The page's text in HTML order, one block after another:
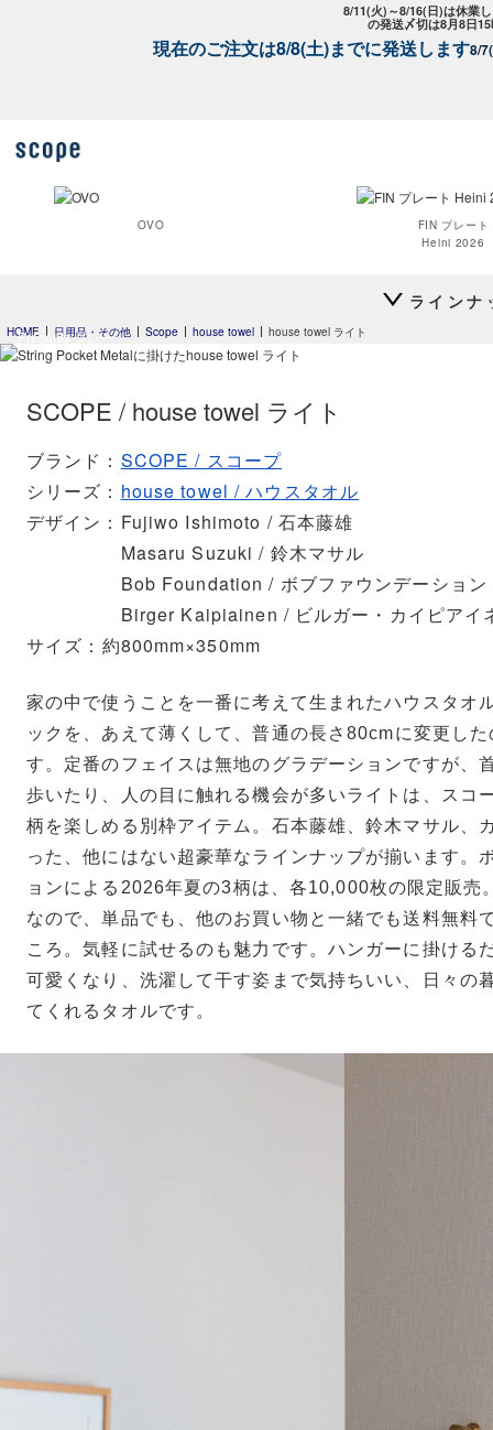
8/11(火)～8/16(日)は休業
の発送〆切は8月8日
現在のご注文は8/8(土)までに発送します8/
OVO
FIN プレート
Heini 2026
house towel
Bellman
タンブラー
スコープ
24h Avec
プレート26cm
プレート 15cm
ラインナ
HOME 日用品・その他 Scope house towel house towel ライト
Presents グレー
SCOPE / house towel ライト
ブランド
SCOPE / スコープ
シリーズ
house towel / ハウスタオル
デザイン
Fujiwo Ishimoto / 石本藤雄
Masaru Suzuki / 鈴木マサル
Bob Foundation / ボブファウンデーション
Birger Kaipiainen / ビルガー・カイピアイ
サイズ
約800mm×350mm
家の中で使うことを一番に考えて生まれたハウスタオ
ックを、あえて薄くして、普通の長さ80cmに変更し
す。定番のフェイスは無地のグラデーションですが、
歩いたり、人の目に触れる機会が多いライトは、スコ
柄を楽しめる別枠アイテム。石本藤雄、鈴木マサル、
った、他にはない超豪華なラインナップが揃います。
ョンによる2026年夏の3柄は、各10,000枚の限定販売
なので、単品でも、他のお買い物と一緒でも送料無料
ころ。気軽に試せるのも魅力です。ハンガーに掛ける
可愛くなり、洗濯して干す姿まで気持ちいい、日々の
てくれるタオルです。